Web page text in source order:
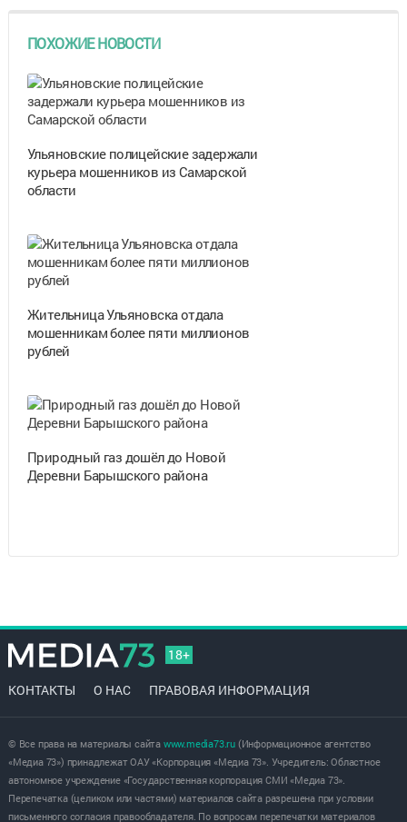
ПОХОЖИЕ НОВОСТИ
Ульяновские полицейские задержали
курьера мошенников из Самарской
области
Жительница Ульяновска отдала
мошенникам более пяти миллионов
рублей
Природный газ дошёл до Новой
Деревни Барышского района
18+
КОНТАКТЫ О НАС ПРАВОВАЯ ИНФОРМАЦИЯ
© Все права на материалы сайта www.media73.ru(Информационное агентство
«Медиа 73») принадлежат ОАУ «Корпорация «Медиа 73». Учредитель: Областное
автономное учреждение «Государственная корпорация СМИ «Медиа 73».
Перепечатка (целиком или частями) материалов сайта разрешена при условии
письменного согласия правообладателя. По вопросам перепечатки материалов